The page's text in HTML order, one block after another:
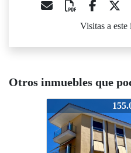
Visitas a
Otros inmuebles que
155.000 €
2775-VFB